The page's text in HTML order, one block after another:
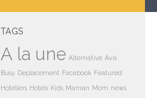
TAGS
A la une Alternative Avis
Busy Deplacement Facebook Featured
Hoteliers Hotels Kids Maman Mom news